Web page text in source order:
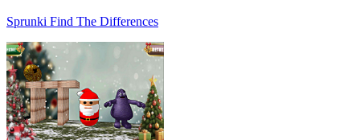
Sprunki Find The Differences